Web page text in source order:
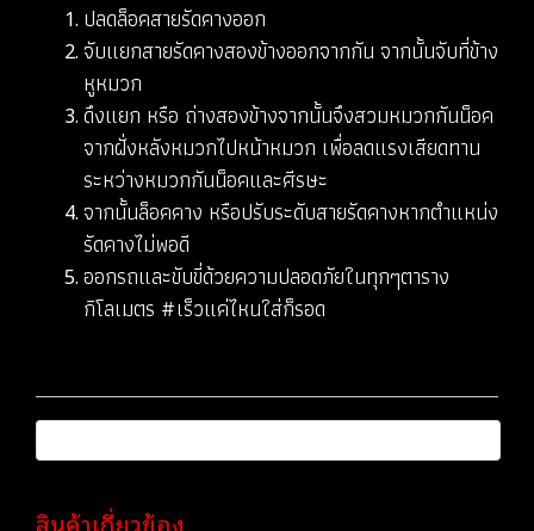
ปลดล็อคสายรัดคางออก
จับแยกสายรัดคางสองข้างออกจากกัน จากนั้นจับที่ข้าง
หูหมวก
ดึงแยก หรือ ถ่างสองข้างจากนั้นจึงสวมหมวกกันน็อค
จากฝั่งหลังหมวกไปหน้าหมวก เพื่อลดแรงเสียดทาน
ระหว่างหมวกกันน็อคและศีรษะ
จากนั้นล็อคคาง หรือปรับระดับสายรัดคางหากตำแหน่ง
รัดคางไม่พอดี
ออกรถและขับขี่ด้วยความปลอดภัยในทุกๆตาราง
กิโลเมตร #เร็วแค่ไหนใส่ก็รอด
สินค้าเกี่ยวข้อง